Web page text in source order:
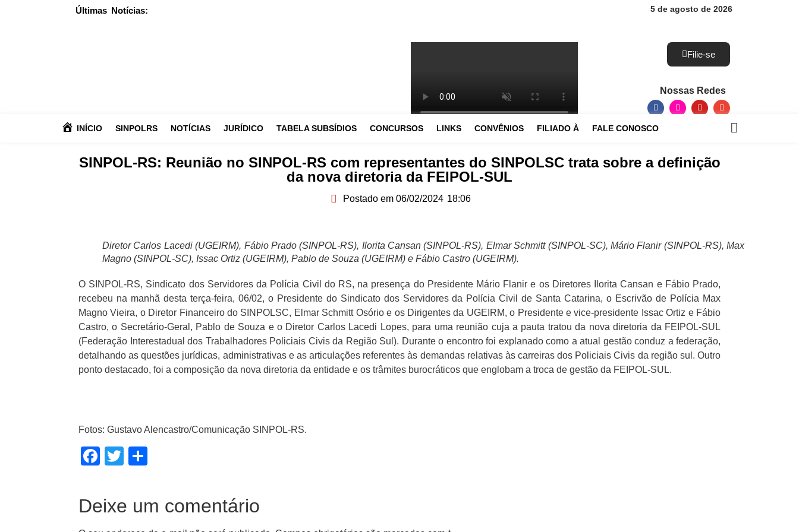
Últimas Notícias: 5 de agosto de 2026
Filie-se
Nossas Redes
INÍCIO SINPOLRS NOTÍCIAS JURÍDICO TABELA SUBSÍDIOS CONCURSOS LINKS CONVÊNIOS FILIADO À FALE CONOSCO
SINPOL-RS: Reunião no SINPOL-RS com representantes do SINPOLSC trata sobre a definição
da nova diretoria da FEIPOL-SUL
Postado em 06/02/2024 18:06
Diretor Carlos Lacedi (UGEIRM), Fábio Prado (SINPOL-RS), Ilorita Cansan (SINPOL-RS), Elmar Schmitt (SINPOL-SC), Mário Flanir (SINPOL-RS), Max
Magno (SINPOL-SC), Issac Ortiz (UGEIRM), Pablo de Souza (UGEIRM) e Fábio Castro (UGEIRM).
O SINPOL-RS, Sindicato dos Servidores da Polícia Civil do RS, na presença do Presidente Mário Flanir e os Diretores Ilorita Cansan e Fábio Prado,
recebeu na manhã desta terça-feira, 06/02, o Presidente do Sindicato dos Servidores da Polícia Civil de Santa Catarina, o Escrivão de Polícia Max
Magno Vieira, o Diretor Financeiro do SINPOLSC, Elmar Schmitt Osório e os Dirigentes da UGEIRM, o Presidente e vice-presidente Issac Ortiz e Fábio
Castro, o Secretário-Geral, Pablo de Souza e o Diretor Carlos Lacedi Lopes, para uma reunião cuja a pauta tratou da nova diretoria da FEIPOL-SUL
(Federação Interestadual dos Trabalhadores Policiais Civis da Região Sul). Durante o encontro foi explanado como a atual gestão conduz a federação,
detalhando as questões jurídicas, administrativas e as articulações referentes às demandas relativas às carreiras dos Policiais Civis da região sul. Outro
ponto destacado, foi a composição da nova diretoria da entidade e os trâmites burocráticos que englobam a troca de gestão da FEIPOL-SUL.
Fotos: Gustavo Alencastro/Comunicação SINPOL-RS.
Facebook
Twitter
Deixe um comentário